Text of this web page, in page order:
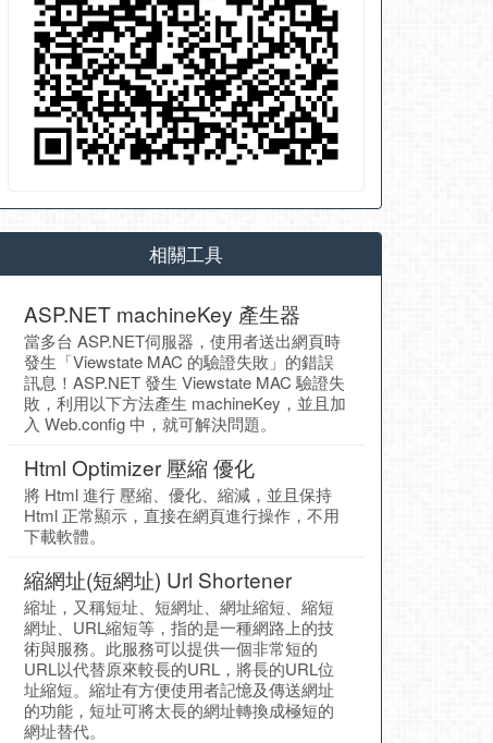
相關工具
ASP.NET machineKey 產生器
當多台 ASP.NET伺服器，使用者送出網頁時
發生「Viewstate MAC 的驗證失敗」的錯誤
訊息！ASP.NET 發生 Viewstate MAC 驗證失
敗，利用以下方法產生 machineKey，並且加
入 Web.config 中，就可解決問題。
Html Optimizer 壓縮 優化
將 Html 進行 壓縮、優化、縮減，並且保持
Html 正常顯示，直接在網頁進行操作，不用
下載軟體。
縮網址(短網址) Url Shortener
縮址，又稱短址、短網址、網址縮短、縮短
網址、URL縮短等，指的是一種網路上的技
術與服務。此服務可以提供一個非常短的
URL以代替原來較長的URL，將長的URL位
址縮短。縮址有方便使用者記憶及傳送網址
的功能，短址可將太長的網址轉換成極短的
網址替代。